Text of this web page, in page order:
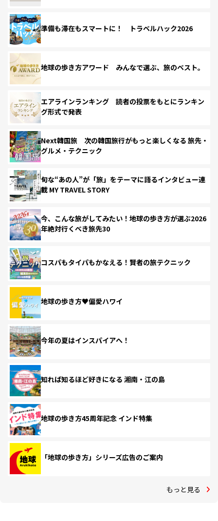
準備も滞在もスマートに！ トラベルハック2026
地球の歩き方アワード みんなで選ぶ、旅のベスト。
エアラインランキング 読者の投票をもとにランキン
グ形式で発表
Next韓国旅 次の韓国旅行がもっと楽しくなる 旅先・
グルメ・テクニック
旬な“あの人”が「旅」をテーマに語るインタビュー連
載 MY TRAVEL STORY
今、こんな旅がしてみたい！地球の歩き方が選ぶ2026
年絶対行くべき旅先30
コスパもタイパもかなえる！賢者の旅テクニック
地球の歩き方♥偏愛ハワイ
今年の夏はインスパイアへ！
知れば知るほど好きになる 湘南・江の島
地球の歩き方45周年記念 インド特集
「地球の歩き方」シリーズ広告のご案内
もっと見る